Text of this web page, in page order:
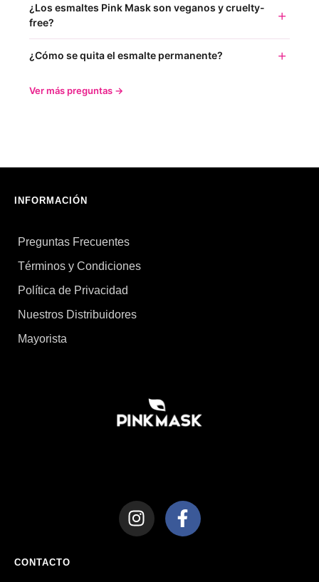
¿Los esmaltes Pink Mask son veganos y cruelty-
free?
¿Cómo se quita el esmalte permanente?
Ver más preguntas →
INFORMACIÓN
Preguntas Frecuentes
Términos y Condiciones
Política de Privacidad
Nuestros Distribuidores
Mayorista
CONTACTO